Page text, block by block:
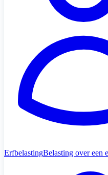
ErfbelastingBelasting over een